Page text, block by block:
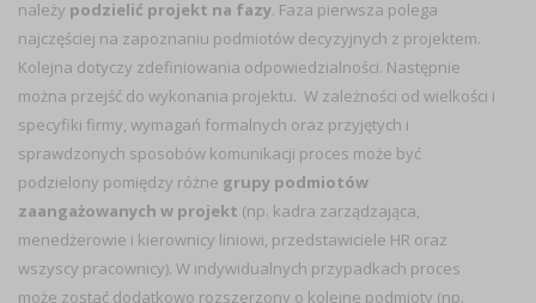
należy podzielić projekt na fazy. Faza pierwsza polega
najczęściej na zapoznaniu podmiotów decyzyjnych z projektem.
Kolejna dotyczy zdefiniowania odpowiedzialności. Następnie
można przejść do wykonania projektu. W zależności od wielkości i
specyfiki firmy, wymagań formalnych oraz przyjętych i
sprawdzonych sposobów komunikacji proces może być
podzielony pomiędzy różne grupy podmiotów
zaangażowanych w projekt (np. kadra zarządzająca,
menedżerowie i kierownicy liniowi, przedstawiciele HR oraz
wszyscy pracownicy). W indywidualnych przypadkach proces
może zostać dodatkowo rozszerzony o kolejne podmioty (np.